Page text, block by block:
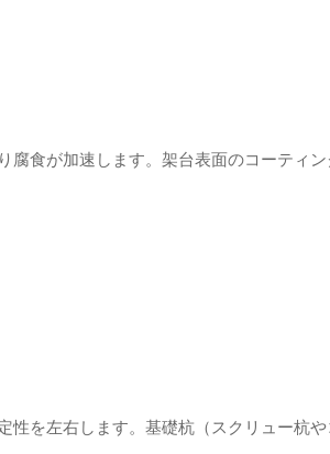
腐食が加速します。架台表面のコーティン
性を左右します。基礎杭（スクリュー杭や